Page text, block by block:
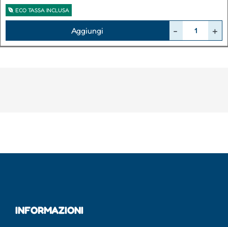
ECO TASSA INCLUSA
Aggiungi
INFORMAZIONI